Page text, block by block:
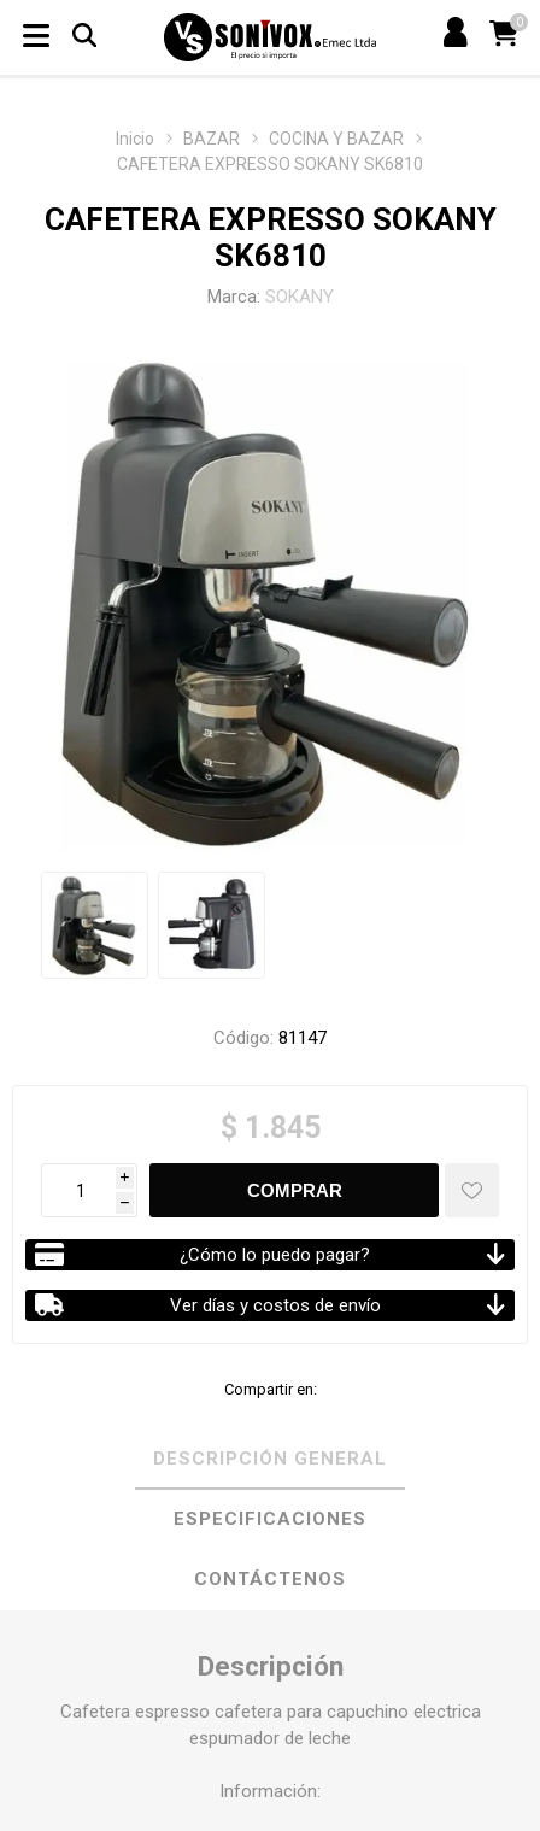
0
Inicio BAZAR
COCINA Y BAZAR
CAFETERA EXPRESSO SOKANY SK6810
CAFETERA EXPRESSO SOKANY
SK6810
Marca: SOKANY
Código: 81147
$ 1.845
i
h
¿Cómo lo puedo pagar?
Ver días y costos de envío
Compartir en:
DESCRIPCIÓN GENERAL
ESPECIFICACIONES
CONTÁCTENOS
Descripción
Cafetera espresso cafetera para capuchino electrica
espumador de leche
Información: